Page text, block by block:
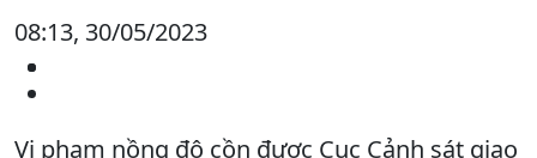
08:13, 30/05/2023
Vi phạm nồng độ cồn được Cục Cảnh sát giao